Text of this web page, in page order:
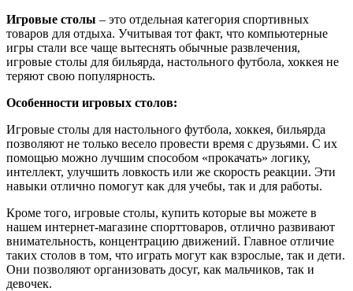
Игровые столы – это отдельная категория спортивных
товаров для отдыха. Учитывая тот факт, что компьютерные
игры стали все чаще вытеснять обычные развлечения,
игровые столы для бильярда, настольного футбола, хоккея не
теряют свою популярность.
Особенности игровых столов:
Игровые столы для настольного футбола, хоккея, бильярда
позволяют не только весело провести время с друзьями. С их
помощью можно лучшим способом «прокачать» логику,
интеллект, улучшить ловкость или же скорость реакции. Эти
навыки отлично помогут как для учебы, так и для работы.
Кроме того, игровые столы, купить которые вы можете в
нашем интернет-магазине спорттоваров, отлично развивают
внимательность, концентрацию движений. Главное отличие
таких столов в том, что играть могут как взрослые, так и дети.
Они позволяют организовать досуг, как мальчиков, так и
девочек.